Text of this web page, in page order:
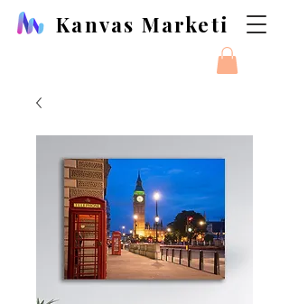
Kanvas Marketi